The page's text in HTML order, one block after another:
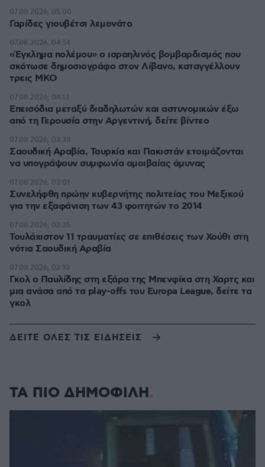
Γαρίδες γιουβέτσι λεμονάτο
07.08.2026, 05:00
«Έγκλημα πολέμου» ο ισραηλινός βομβαρδισμός που
σκότωσε δημοσιογράφο στον Λίβανο, καταγγέλλουν
τρεις ΜΚΟ
07.08.2026, 04:54
Επεισόδια μεταξύ διαδηλωτών και αστυνομικών έξω
από τη Γερουσία στην Αργεντινή, δείτε βίντεο
07.08.2026, 04:13
Σαουδική Αραβία, Τουρκία και Πακιστάν ετοιμάζονται
να υπογράψουν συμφωνία αμοιβαίας άμυνας
07.08.2026, 03:38
Συνελήφθη πρώην κυβερνήτης πολιτείας του Μεξικού
για την εξαφάνιση των 43 φοιτητών το 2014
07.08.2026, 03:01
Τουλάχιστον 11 τραυματίες σε επιθέσεις των Χούθι στη
νότια Σαουδική Αραβία
07.08.2026, 02:35
Γκολ ο Παυλίδης στη εξάρα της Μπενφίκα στη Χαρτς και
μια ανάσα από τα play-offs του Europa League, δείτε τα
γκολ
07.08.2026, 02:10
ΔΕΙΤΕ ΟΛΕΣ ΤΙΣ ΕΙΔΗΣΕΙΣ
ΤΑ ΠΙΟ ΔΗΜΟΦΙΛΗ